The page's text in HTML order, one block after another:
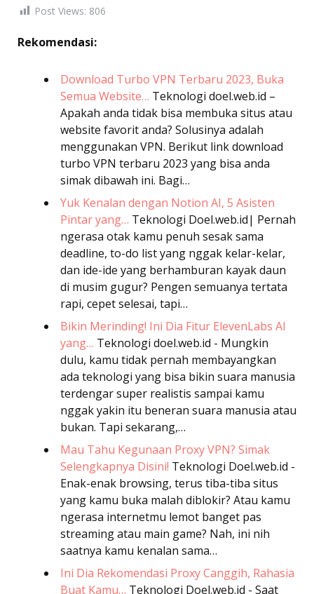
Post Views: 806
Rekomendasi:
Download Turbo VPN Terbaru 2023, Buka
Semua Website… Teknologi doel.web.id –
Apakah anda tidak bisa membuka situs atau
website favorit anda? Solusinya adalah
menggunakan VPN. Berikut link download
turbo VPN terbaru 2023 yang bisa anda
simak dibawah ini. Bagi…
Yuk Kenalan dengan Notion AI, 5 Asisten
Pintar yang… Teknologi Doel.web.id| Pernah
ngerasa otak kamu penuh sesak sama
deadline, to-do list yang nggak kelar-kelar,
dan ide-ide yang berhamburan kayak daun
di musim gugur? Pengen semuanya tertata
rapi, cepet selesai, tapi…
Bikin Merinding! Ini Dia Fitur ElevenLabs AI
yang… Teknologi doel.web.id - Mungkin
dulu, kamu tidak pernah membayangkan
ada teknologi yang bisa bikin suara manusia
terdengar super realistis sampai kamu
nggak yakin itu beneran suara manusia atau
bukan. Tapi sekarang,…
Mau Tahu Kegunaan Proxy VPN? Simak
Selengkapnya Disini! Teknologi Doel.web.id -
Enak-enak browsing, terus tiba-tiba situs
yang kamu buka malah diblokir? Atau kamu
ngerasa internetmu lemot banget pas
streaming atau main game? Nah, ini nih
saatnya kamu kenalan sama…
Ini Dia Rekomendasi Proxy Canggih, Rahasia
Buat Kamu… Teknologi Doel.web.id - Saat